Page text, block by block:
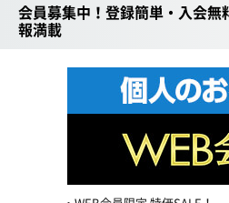
会員募集中！登録簡単・入会
報満載